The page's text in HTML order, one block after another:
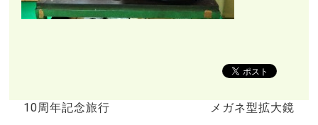
10周年記念旅行 メガネ型拡大鏡